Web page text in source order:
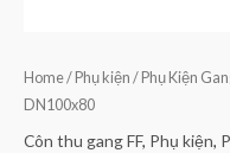
Home/ Phụ kiện / Phụ Kiện
DN100x80
Côn thu gang FF, Phụ kiện,